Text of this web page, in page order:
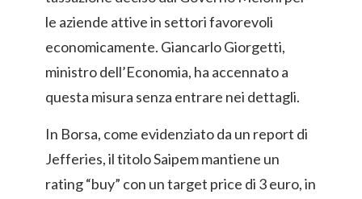
le aziende attive in settori favorevoli
economicamente. Giancarlo Giorgetti,
ministro dell’Economia, ha accennato a
questa misura senza entrare nei dettagli.
In Borsa, come evidenziato da un report di
Jefferies, il titolo Saipem mantiene un
rating “buy” con un target price di 3 euro, in